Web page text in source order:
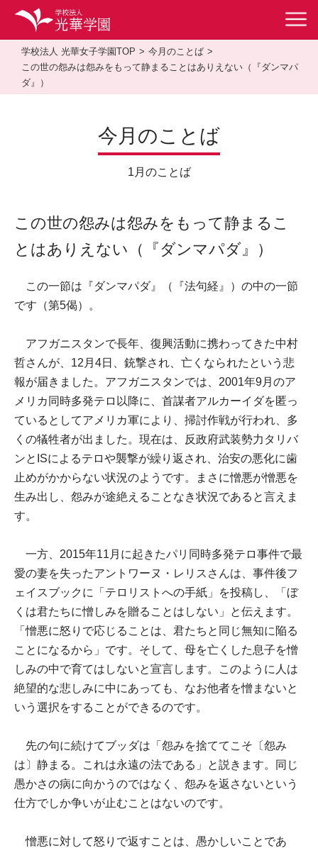
学校法人 光華女子学園TOP
今月のことば
この世の怨みは怨みをもって静まることはありえない（『ダンマパ
ダ』）
今月のことば
1月のことば
この世の怨みは怨みをもって静まるこ
とはありえない（『ダンマパダ』）
この一節は『ダンマパダ』（『法句経』）の中の一節
です（第5偈）。
アフガニスタンで長年、復興活動に携わってきた中村
哲さんが、12月4日、銃撃され、亡くなられたという悲
報が届きました。アフガニスタンでは、2001年9月のア
メリカ同時多発テロ以降に、首謀者アルカーイダを匿っ
ているとしてアメリカ軍により、掃討作戦が行われ、多
くの犠牲者が出ました。現在は、反政府武装勢力タリバ
ンとISによるテロや襲撃が繰り返され、治安の悪化に歯
止めがかからない状況のようです。まさに憎悪が憎悪を
生み出し、怨みが途絶えることなき状況であると言えま
す。
一方、2015年11月に起きたパリ同時多発テロ事件で最
愛の妻を失ったアントワーヌ・レリスさんは、事件後フ
ェイスブックに「テロリストへの手紙」を投稿し、「ぼ
くは君たちに憎しみを贈ることはしない」と伝えます。
「憎悪に怒りで応じることは、君たちと同じ無知に陥る
ことになるから」です。そして、母を亡くした息子を憎
しみの中で育てはしないと宣言します。このように人は
絶望的な悲しみに中にあっても、なお他者を憎まないと
いう選択をすることができるのです。
先の句に続けてブッダは「怨みを捨ててこそ〔怨み
は〕静まる。これは永遠の法である」と説きます。同じ
愚かさの病に向かうのではなく、怨みを返さないという
仕方でしか争いが止むことはないのです。
憎悪に対して怒りで返すことは、愚かしいことであ